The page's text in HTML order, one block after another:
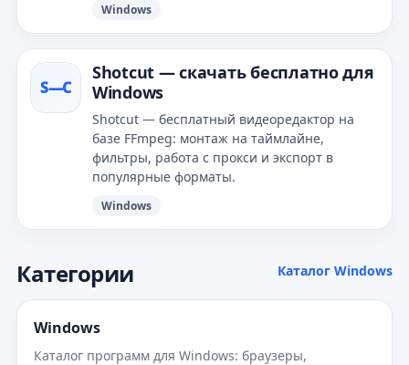
Windows
S—С
Shotcut — скачать бесплатно для
Windows
Shotcut — бесплатный видеоредактор на
базе FFmpeg: монтаж на таймлайне,
фильтры, работа с прокси и экспорт в
популярные форматы.
Windows
Категории Каталог Windows
Windows
Каталог программ для Windows: браузеры,